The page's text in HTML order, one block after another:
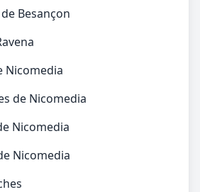
Besançon
Nicomedia
de Nicomedia
Nicomedia
Nicomedia